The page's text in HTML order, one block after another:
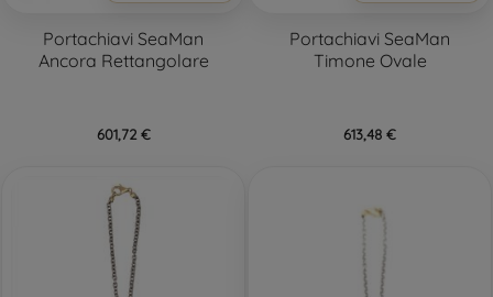
Portachiavi SeaMan
Ancora Rettangolare
601,72 €
Portachiavi SeaMan
Timone Ovale
613,48 €